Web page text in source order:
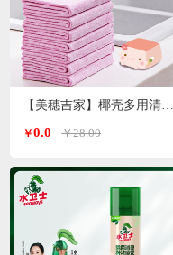
￥0.0 ￥28.00